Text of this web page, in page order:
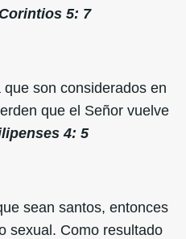
5: 7
son considerados en
que el Señor vuelve
4: 5
sean santos, entonces
sexual. Como resultado